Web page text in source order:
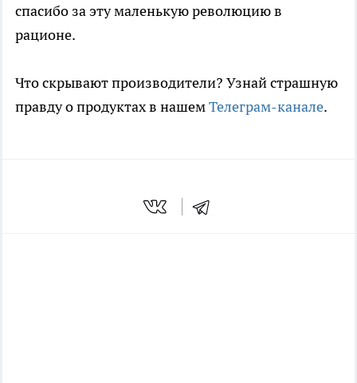
спасибо за эту маленькую революцию в
рационе.
Что скрывают производители? Узнай страшную
правду о продуктах в нашемТелеграм-канале.